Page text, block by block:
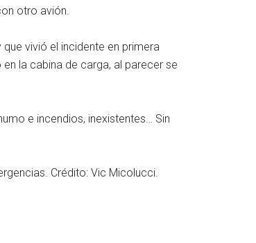
otro avión.
vivió el incidente en primera
la cabina de carga, al parecer se
e incendios, inexistentes… Sin
Crédito: Vic Micolucci.